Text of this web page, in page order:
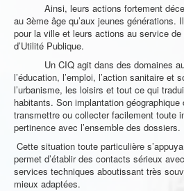
Ainsi, leurs actions fortement
au 3ème âge qu’aux jeunes générations.
pour la ville et leurs actions au service
d’Utilité Publique.
Un CIQ agit dans des domaines
l’éducation, l’emploi, l’action sanitaire et
l’urbanisme, les loisirs et tout ce qui
habitants. Son implantation
transmettre ou collecter facilement toute
pertinence avec l’ensemble des dossiers.
Cette situation toute particulière
permet d’établir des contacts sérieux
services techniques aboutissant très
mieux adaptées.